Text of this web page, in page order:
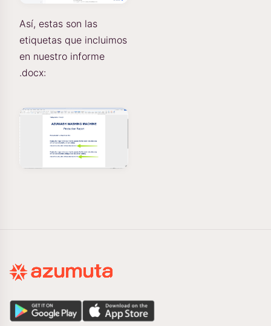
Así, estas son las
etiquetas que incluimos
en nuestro informe
.docx: